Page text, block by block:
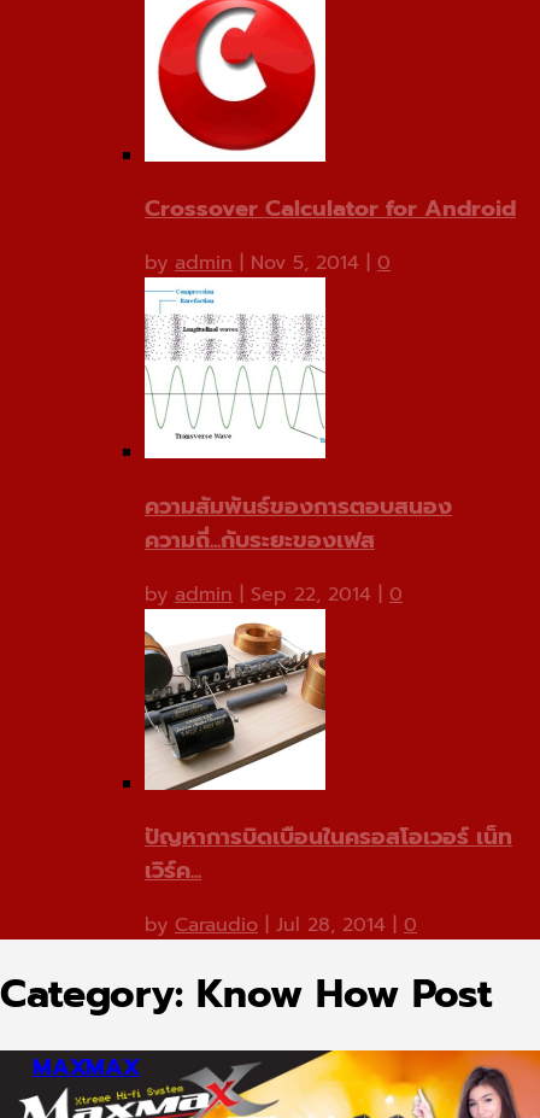
Crossover Calculator for Android
by admin | Nov 5, 2014 | 0
ความสัมพันธ์ของการตอบสนอง
ความถี่...กับระยะของเฟส
by admin | Sep 22, 2014 | 0
ปัญหาการบิดเบือนในครอสโอเวอร์ เน็ท
เวิร์ค...
by Caraudio | Jul 28, 2014 | 0
Category: Know How Post
CUBE